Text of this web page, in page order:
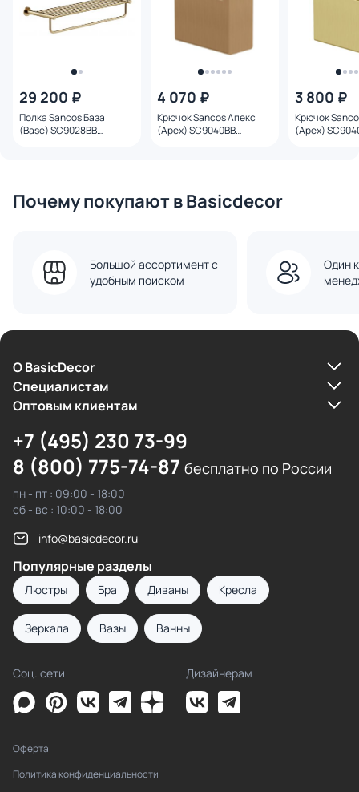
29 200 ₽
Полка Sancos База
(Base) SC9028BB
4 070 ₽
Крючок Sancos Апекс
(Apex) SC9040BB
3 800 ₽
Крючок
(Apex)
Почему покупают в Basicdecor
Большой ассортимент с
удобным поиском
Один
О BasicDecor
Cпециалистам
Оптовым клиентам
+7 (495) 230 73-99
8 (800) 775-74-87 бесплатно по России
пн - пт : 09:00 - 18:00
сб - вс : 10:00 - 18:00
info@basicdecor.ru
Популярные разделы
Люстры Бра Диваны Кресла
Зеркала Вазы Ванны
Соц. сети Дизайнерам
Оферта
Политика конфиденциальности